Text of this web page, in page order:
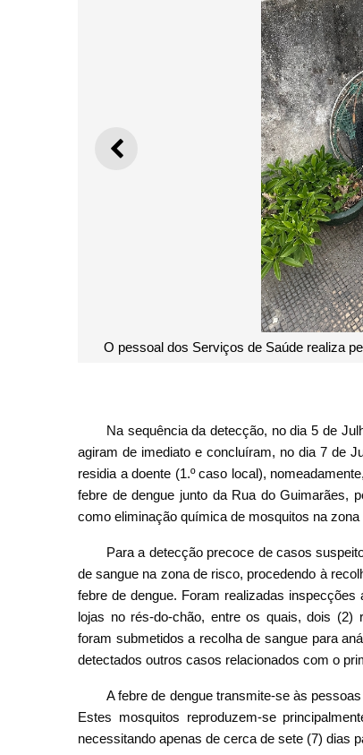
ANTERIOR
O pessoal dos Serviços de Saúde realiza
Na sequência da detecção, no dia 5 de
agiram de imediato e concluíram, no dia 7 de
residia a doente (1.º caso local),
febre de dengue junto da Rua do Guimarães,
como eliminação química de mosquitos na zona
Para a detecção precoce de casos
de sangue na zona de risco, procedendo à
febre de dengue. Foram realizadas
lojas no rés-do-chão, entre os quais, dois (2)
foram submetidos a recolha de sangue para
detectados outros casos relacionados com o
A febre de dengue transmite-se às
Estes mosquitos reproduzem-se
necessitando apenas de cerca de sete (7) dias